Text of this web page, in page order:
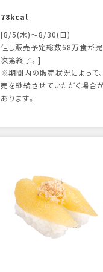
78kcal
[8/5(水)～8/30(日)
但し販売予定総数68万食が
次第終了。]
※期間内の販売状況によって
売を継続させていただく場合
あります。